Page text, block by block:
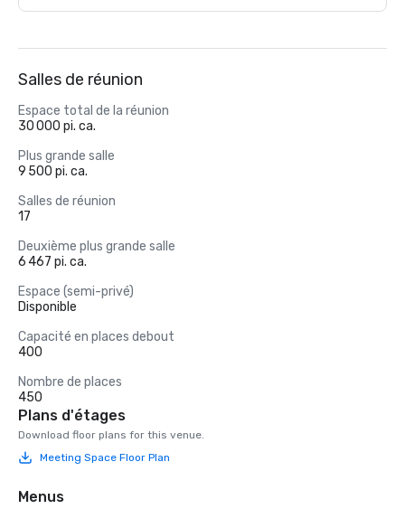
Salles de réunion
Espace total de la réunion
30 000 pi. ca.
Plus grande salle
9 500 pi. ca.
Salles de réunion
17
Deuxième plus grande salle
6 467 pi. ca.
Espace (semi-privé)
Disponible
Capacité en places debout
400
Nombre de places
450
Plans d'étages
Download floor plans for this venue.
Meeting Space Floor Plan
Menus